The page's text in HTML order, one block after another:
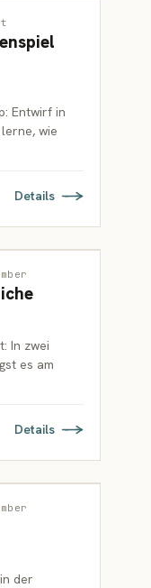
Entwirf in
wie
Details
In zwei
es am
Details
der